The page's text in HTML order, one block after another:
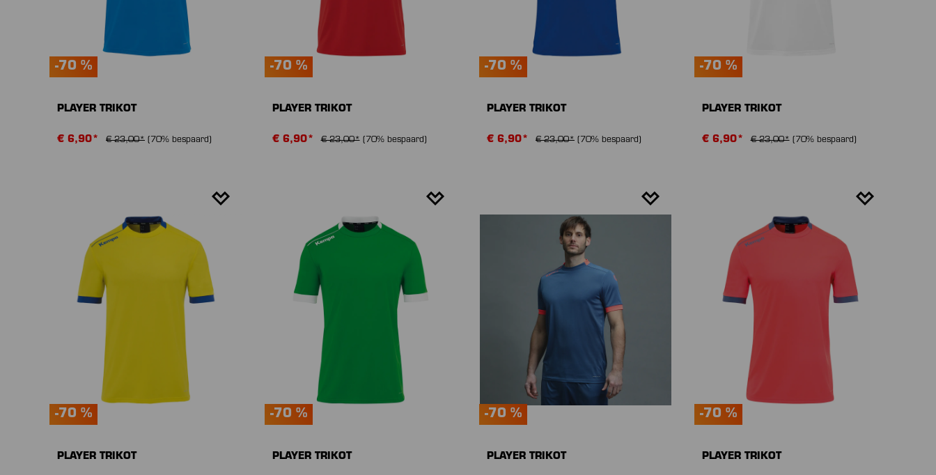
-70 %
PLAYER TRIKOT
€ 6,90* € 23,00* (70% bespaard)
-70 %
PLAYER TRIKOT
€ 6,90* € 23,00* (70% bespaard)
-70 %
PLAYER TRIKOT
€ 6,90* € 23,00* (70% bespaard)
-70 %
PLAYER TRIKOT
€ 6,90* € 23,00* (70% bespaard)
-70 %
PLAYER TRIKOT
-70 %
PLAYER TRIKOT
-70 %
PLAYER TRIKOT
-70 %
PLAYER TRIKOT